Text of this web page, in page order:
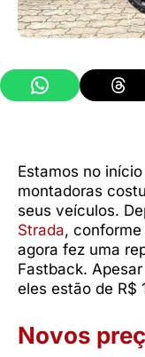
Share on
Estamos no
montadoras
seus veículos.
Strada,
agora fez uma
Fastback.
eles estão de R$
Novos